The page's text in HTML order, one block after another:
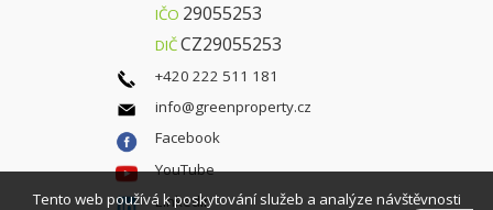
Tento web používá k poskytování služeb a analýze návštěvnosti
IČO 29055253
DIČCZ29055253
+420 222 511 181
info@greenproperty.cz
Facebook
YouTube
LinkedIn